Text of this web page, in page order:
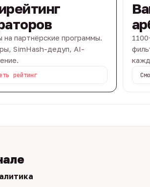
партнёрские программы.
SimHash-дедуп, AI-
рейтинг